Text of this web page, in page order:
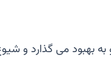
به بهبود می گذارد و